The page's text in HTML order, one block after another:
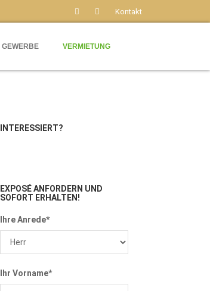
Kontakt
GEWERBE VERMIETUNG
INTERESSIERT?
EXPOSÉ ANFORDERN UND
SOFORT ERHALTEN!
Ihre Anrede*
Ihr Vorname*